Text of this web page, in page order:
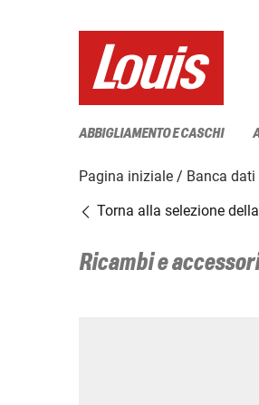
ABBIGLIAMENTO E CASCHI
Pagina iniziale Banca
Torna alla selezione
Ricambi e